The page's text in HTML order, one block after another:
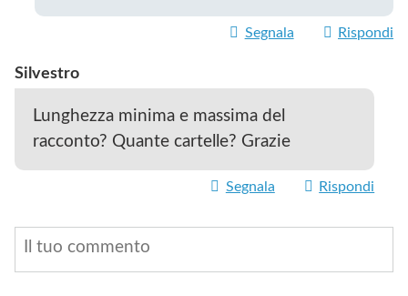
Segnala Rispondi
Silvestro
Lunghezza minima e massima del
racconto? Quante cartelle? Grazie
Segnala Rispondi